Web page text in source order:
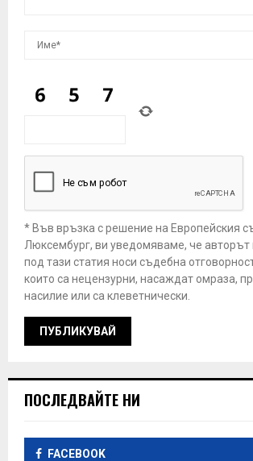
* Във връзка с решение на Европейския
Люксембург, ви уведомяваме, че авторът
под тази статия носи съдебна
които са нецензурни, насаждат омраза,
насилие или са клеветнически.
ПОСЛЕДВАЙТЕ НИ
FACEBOOK